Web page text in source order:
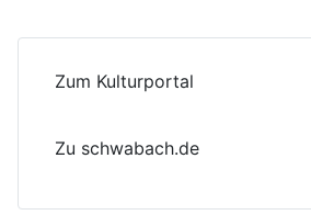
Zum Kulturportal
Zu schwabach.de